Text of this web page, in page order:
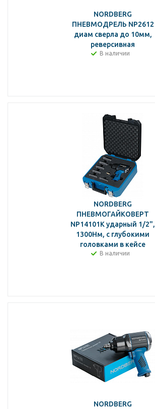
NORDBERG
ПНЕВМОДРЕЛЬ NP2612
диам сверла до 10мм,
реверсивная
В наличии
NORDBERG
ПНЕВМОГАЙКОВЕРТ
NP14101K ударный 1/2",
1300Нм, с глубокими
головками в кейсе
В наличии
NORDBERG